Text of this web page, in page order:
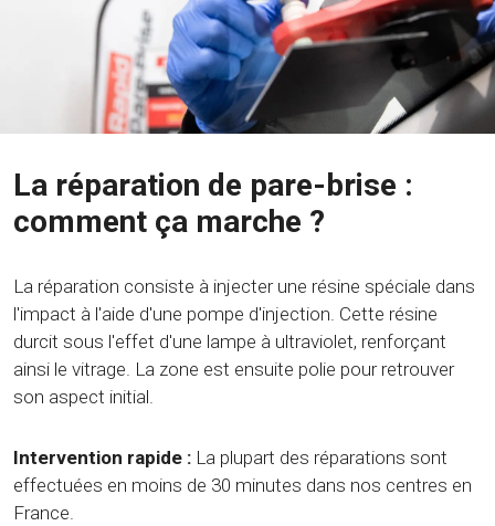
La réparation de pare-brise :
comment ça marche ?
La réparation consiste à injecter une résine spéciale dans
l'impact à l'aide d'une pompe d'injection. Cette résine
durcit sous l'effet d'une lampe à ultraviolet, renforçant
ainsi le vitrage. La zone est ensuite polie pour retrouver
son aspect initial.
Intervention rapide : La plupart des réparations sont
effectuées en moins de 30 minutes dans nos centres en
France.